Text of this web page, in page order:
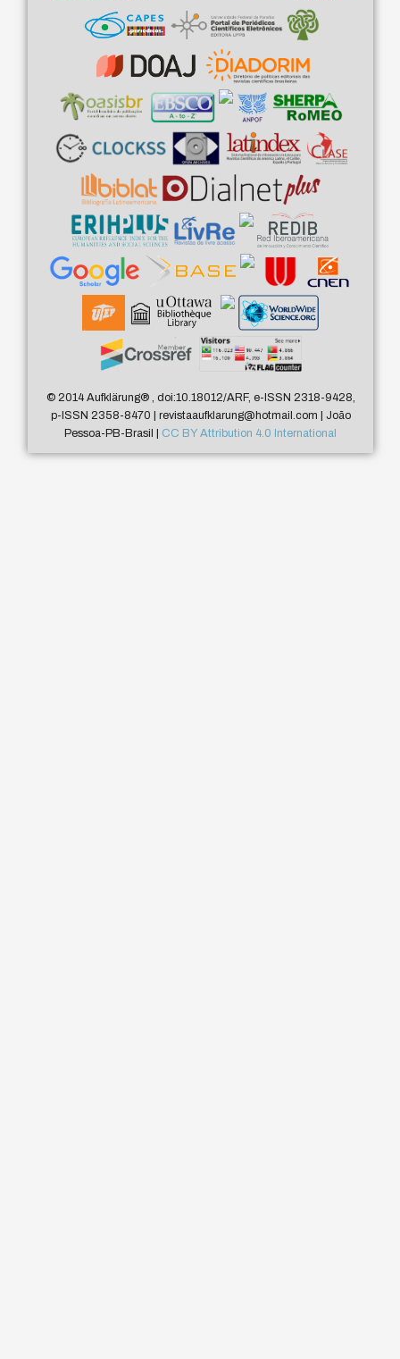
© 2014 Aufklärung®, doi:10.18012/ARF, e-ISSN 2318-9428,
p-ISSN 2358-8470 | revistaaufklarung@hotmail.com | João
Pessoa-PB-Brasil | CC BY Attribution 4.0 International